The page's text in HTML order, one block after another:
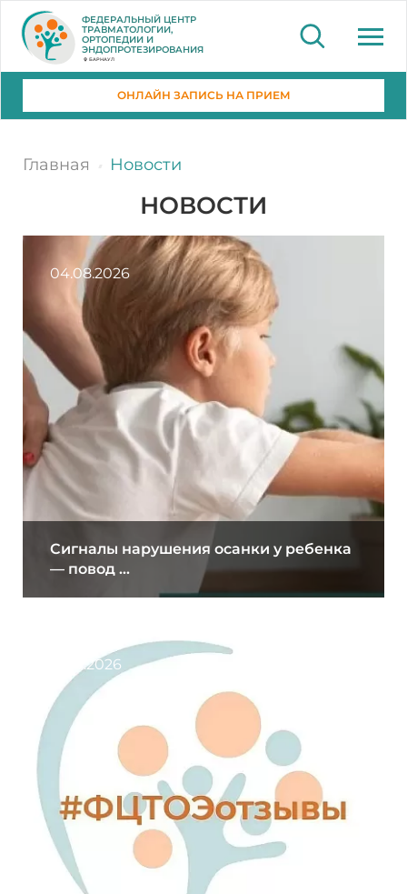
ФЕДЕРАЛЬНЫЙ ЦЕНТР
ТРАВМАТОЛОГИИ,
ОРТОПЕДИИ И
ЭНДОПРОТЕЗИРОВАНИЯ
БАРНАУЛ
ОНЛАЙН ЗАПИСЬ НА ПРИЕМ
Главная Новости
НОВОСТИ
04.08.2026
Сигналы нарушения осанки у ребенка
— повод ...
31.07.2026